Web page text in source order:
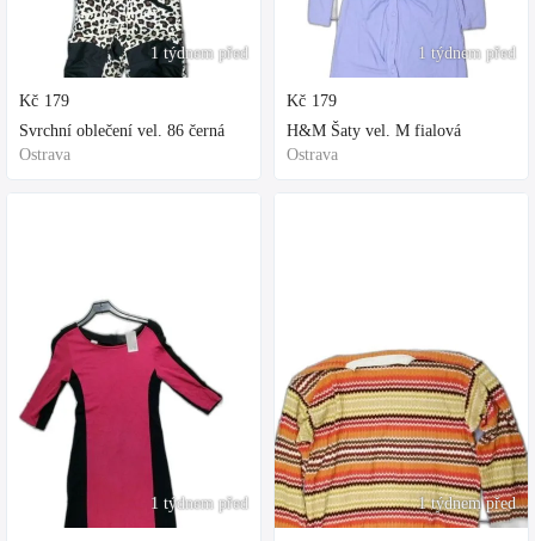
1 týdnem před
Kč 179
Svrchní oblečení vel. 86 černá
Ostrava
1 týdnem před
1 týdnem před
Kč 179
H&M Šaty vel. M fialová
Ostrava
1 týdnem před